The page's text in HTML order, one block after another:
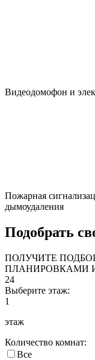
Видеодомофон и
Пожарная
дымоудаления
Подобрать
ПОЛУЧИТЕ
ПЛАНИРОВКАМИ
24
Выберите этаж:
1
этаж
Количество комнат:
Все